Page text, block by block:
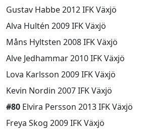
Gustav Habbe 2012 IFK Växjö
Alva Hultén 2009 IFK Växjö
Måns Hyltsten 2008 IFK Växjö
Alve Jedhammar 2010 IFK Växjö
Lova Karlsson 2009 IFK Växjö
Kevin Nordin 2007 IFK Växjö
#80 Elvira Persson 2013 IFK Växjö
Freya Skog 2009 IFK Växjö